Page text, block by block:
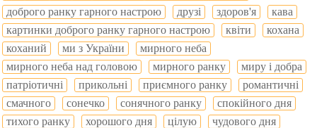
доброго ранку гарного настрою
друзі здоров'я
кава
картинки доброго ранку гарного настрою
квіти
кохана
коханий
ми з України
мирного неба
мирного неба над головою
мирного ранку
миру і добра
патріотичні
прикольні приємного ранку
романтичні
смачного
сонечко сонячного ранку
спокійного дня
тихого ранку
хорошого дня цілую
чудового дня